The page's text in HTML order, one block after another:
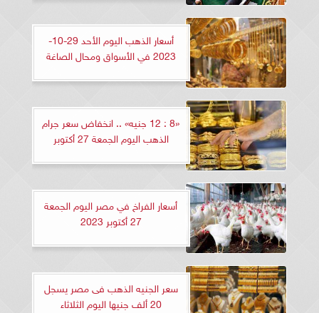
أسعار الذهب اليوم الأحد 29-10-
2023 في الأسواق ومحال الصاغة
«8 : 12 جنيه» .. انخفاض سعر جرام
الذهب اليوم الجمعة 27 أكتوبر
أسعار الفراخ في مصر اليوم الجمعة
27 أكتوبر 2023
سعر الجنيه الذهب فى مصر يسجل
20 ألف جنيها اليوم الثلاثاء